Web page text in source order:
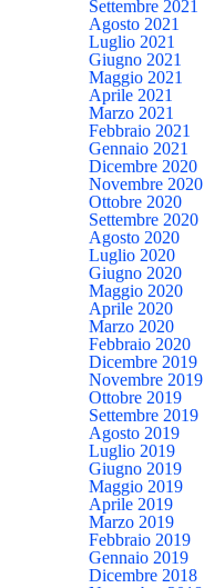
Settembre 2021
Agosto 2021
Luglio 2021
Giugno 2021
Maggio 2021
Aprile 2021
Marzo 2021
Febbraio 2021
Gennaio 2021
Dicembre 2020
Novembre 2020
Ottobre 2020
Settembre 2020
Agosto 2020
Luglio 2020
Giugno 2020
Maggio 2020
Aprile 2020
Marzo 2020
Febbraio 2020
Dicembre 2019
Novembre 2019
Ottobre 2019
Settembre 2019
Agosto 2019
Luglio 2019
Giugno 2019
Maggio 2019
Aprile 2019
Marzo 2019
Febbraio 2019
Gennaio 2019
Dicembre 2018